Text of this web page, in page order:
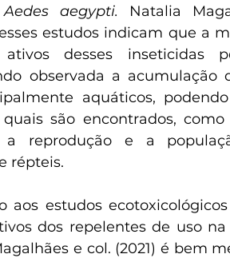
Aedes aegypti. Natalia
estudos indicam que a
ativos desses inseticidas
observada a acumulação
aquáticos,
são encontrados,
a reprodução e a
répteis.
dos repelentes de uso
e col. (2021) é bem